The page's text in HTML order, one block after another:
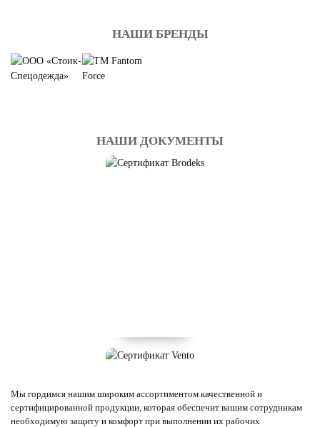
НАШИ БРЕНДЫ
НАШИ ДОКУМЕНТЫ
Мы гордимся нашим широким ассортиментом качественной и
сертифицированной продукции, которая обеспечит вашим сотрудникам
необходимую защиту и комфорт при выполнении их рабочих